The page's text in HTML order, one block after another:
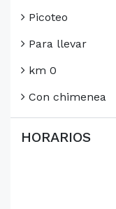
Picoteo
Para llevar
km 0
Con chimenea
HORARIOS